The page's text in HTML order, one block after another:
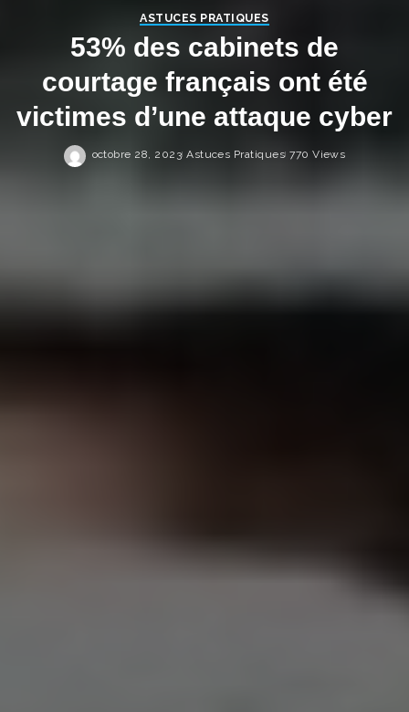
ASTUCES PRATIQUES
53% des cabinets de
courtage français ont été
victimes d’une attaque cyber
octobre 28, 2023 Astuces Pratiques 770 Views